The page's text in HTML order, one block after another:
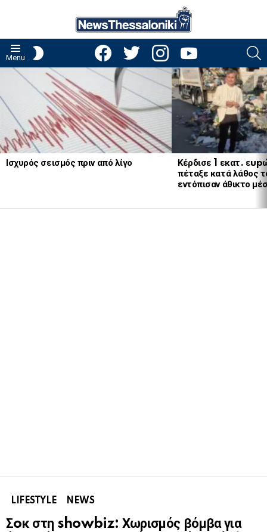
Menu
facebooktwitter instagramyoutube
LATEST
STORIES
Ισχυρός σεισμός πριν από λίγο
Κέρδισε 1 εκατ.
πέταξε κατά λάθος
εντόπισαν άθικτο
LIFESTYLE NEWS
Σoκ στη showbiz: Χωρισμός βόμβα για